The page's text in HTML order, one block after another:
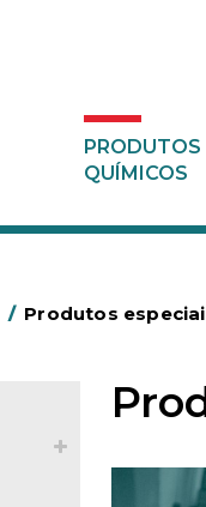
PRODUTOS
QUÍMICOS
/ Produtos